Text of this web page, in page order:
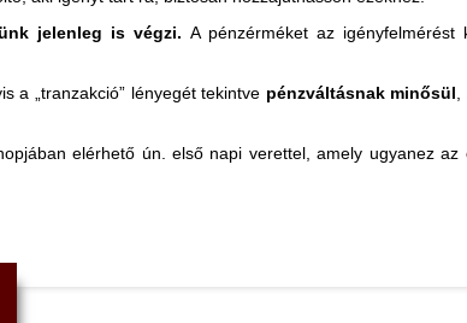
jelenleg is végzi. A pénzérméket az
a „tranzakció” lényegét tekintve pénzváltásnak minősül
elérhető ún. első napi verettel, amely ugyanez